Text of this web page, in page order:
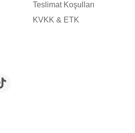
Teslimat Koşulları
KVKK & ETK